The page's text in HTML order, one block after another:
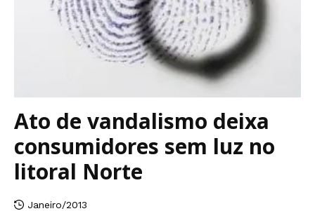
Ato de vandalismo deixa
consumidores sem luz no
litoral Norte
Janeiro/2013